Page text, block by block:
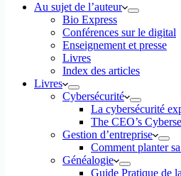
Au sujet de l’auteur
Bio Express
Conférences sur le digital
Enseignement et presse
Livres
Index des articles
Livres
Cybersécurité
La cybersécurité
The CEO’s
Gestion d’entreprise
Comment planter
Généalogie
Guide Pratique de